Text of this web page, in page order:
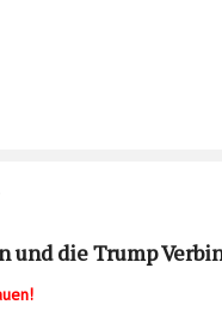
und die Trump